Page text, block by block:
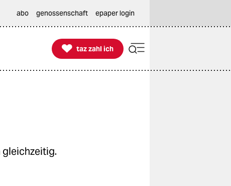
abo genossenschaft epaper login

taz zahl ich
taz zahl ich